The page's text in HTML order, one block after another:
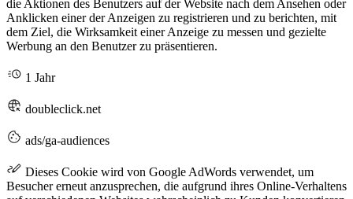
die Aktionen des Benutzers auf der Website nach dem Ansehen oder
Anklicken einer der Anzeigen zu registrieren und zu berichten, mit
dem Ziel, die Wirksamkeit einer Anzeige zu messen und gezielte
Werbung an den Benutzer zu präsentieren.
1 Jahr
doubleclick.net
ads/ga-audiences
Dieses Cookie wird von Google AdWords verwendet, um
Besucher erneut anzusprechen, die aufgrund ihres Online-Verhaltens